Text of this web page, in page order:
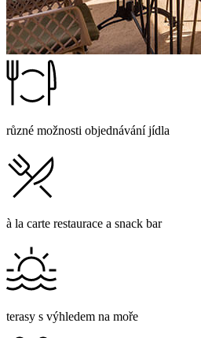
různé možnosti objednávání jídla
à la carte restaurace a snack bar
terasy s výhledem na moře